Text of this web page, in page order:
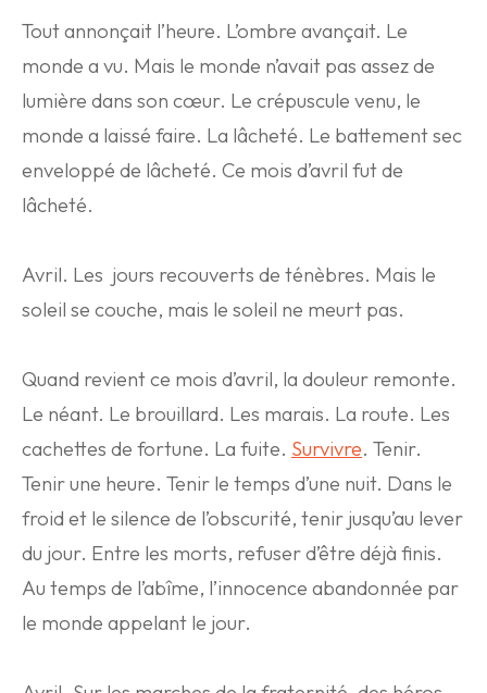
Tout annonçait l’heure. L’ombre avançait. Le
monde a vu. Mais le monde n’avait pas assez de
lumière dans son cœur. Le crépuscule venu, le
monde a laissé faire. La lâcheté. Le battement sec
enveloppé de lâcheté. Ce mois d’avril fut de
lâcheté.
Avril. Les jours recouverts de ténèbres. Mais le
soleil se couche, mais le soleil ne meurt pas.
Quand revient ce mois d’avril, la douleur remonte.
Le néant. Le brouillard. Les marais. La route. Les
cachettes de fortune. La fuite. Survivre. Tenir.
Tenir une heure. Tenir le temps d’une nuit. Dans le
froid et le silence de l’obscurité, tenir jusqu’au lever
du jour. Entre les morts, refuser d’être déjà finis.
Au temps de l’abîme, l’innocence abandonnée par
le monde appelant le jour.